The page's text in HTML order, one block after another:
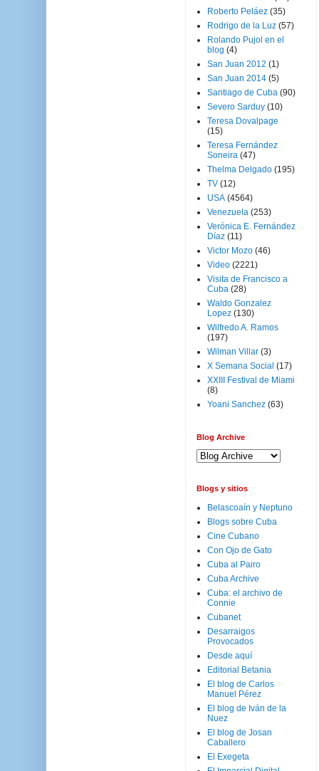
Roberto Peláez (35)
Rodrigo de la Luz (57)
Rolando Pujol en el
blog (4)
San Juan 2012 (1)
San Juan 2014 (5)
Santiago de Cuba (90)
Severo Sarduy (10)
Teresa Dovalpage
(15)
Teresa Fernández
Soneira (47)
Thelma Delgado (195)
TV (12)
USA (4564)
Venezuela (253)
Verónica E. Fernández
Díaz (11)
Victor Mozo (46)
Video (2221)
Visita de Francisco a
Cuba (28)
Waldo Gonzalez
Lopez (130)
Wilfredo A. Ramos
(197)
Wilman Villar (3)
X Semana Social (17)
XXIII Festival de Miami
(8)
Yoani Sanchez (63)
Blog Archive
Blogs y sitios
Belascoaín y Neptuno
Blogs sobre Cuba
Cine Cubano
Con Ojo de Gato
Cuba al Pairo
Cuba Archive
Cuba: el archivo de
Connie
Cubanet
Desarraigos
Provocados
Desde aquí
Editorial Betania
El blog de Carlos
Manuel Pérez
El blog de Iván de la
Nuez
El blog de Josan
Caballero
El Exegeta